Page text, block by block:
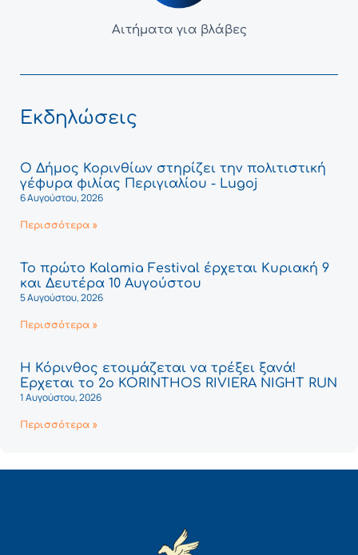
Αιτήματα για βλάβες
Εκδηλώσεις
Ο Δήμος Κορινθίων στηρίζει την πολιτιστική
γέφυρα φιλίας Περιγιαλίου - Lugoj
6 Αυγούστου, 2026
Περισσότερα »
Το πρώτο Kalamia Festival έρχεται Κυριακή 9
και Δευτέρα 10 Αυγούστου
5 Αυγούστου, 2026
Περισσότερα »
Η Κόρινθος ετοιμάζεται να τρέξει ξανά!
Έρχεται το 2ο KORINTHOS RIVIERA NIGHT RUN
1 Αυγούστου, 2026
Περισσότερα »